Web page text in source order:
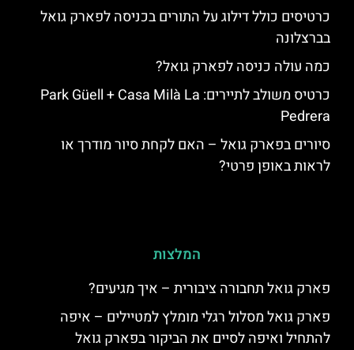
כרטיסים כולל דילוג על התורים בכניסה לפארק גואל
בברצלונה
כמה עולה כניסה לפארק גואל?
כרטיס משולב לתיירים: Park Güell + Casa Milà La
Pedrera
סיורים בפארק גואל – האם לקחת סיור מודרך או
לראות באופן פרטי?
המלצות
פארק גואל תחבורה ציבורית – איך מגיעים?
פארק גואל מסלול רגלי מומלץ למטיילים – איפה
להתחיל ואיפה לסיים את הביקור בפארק גואל